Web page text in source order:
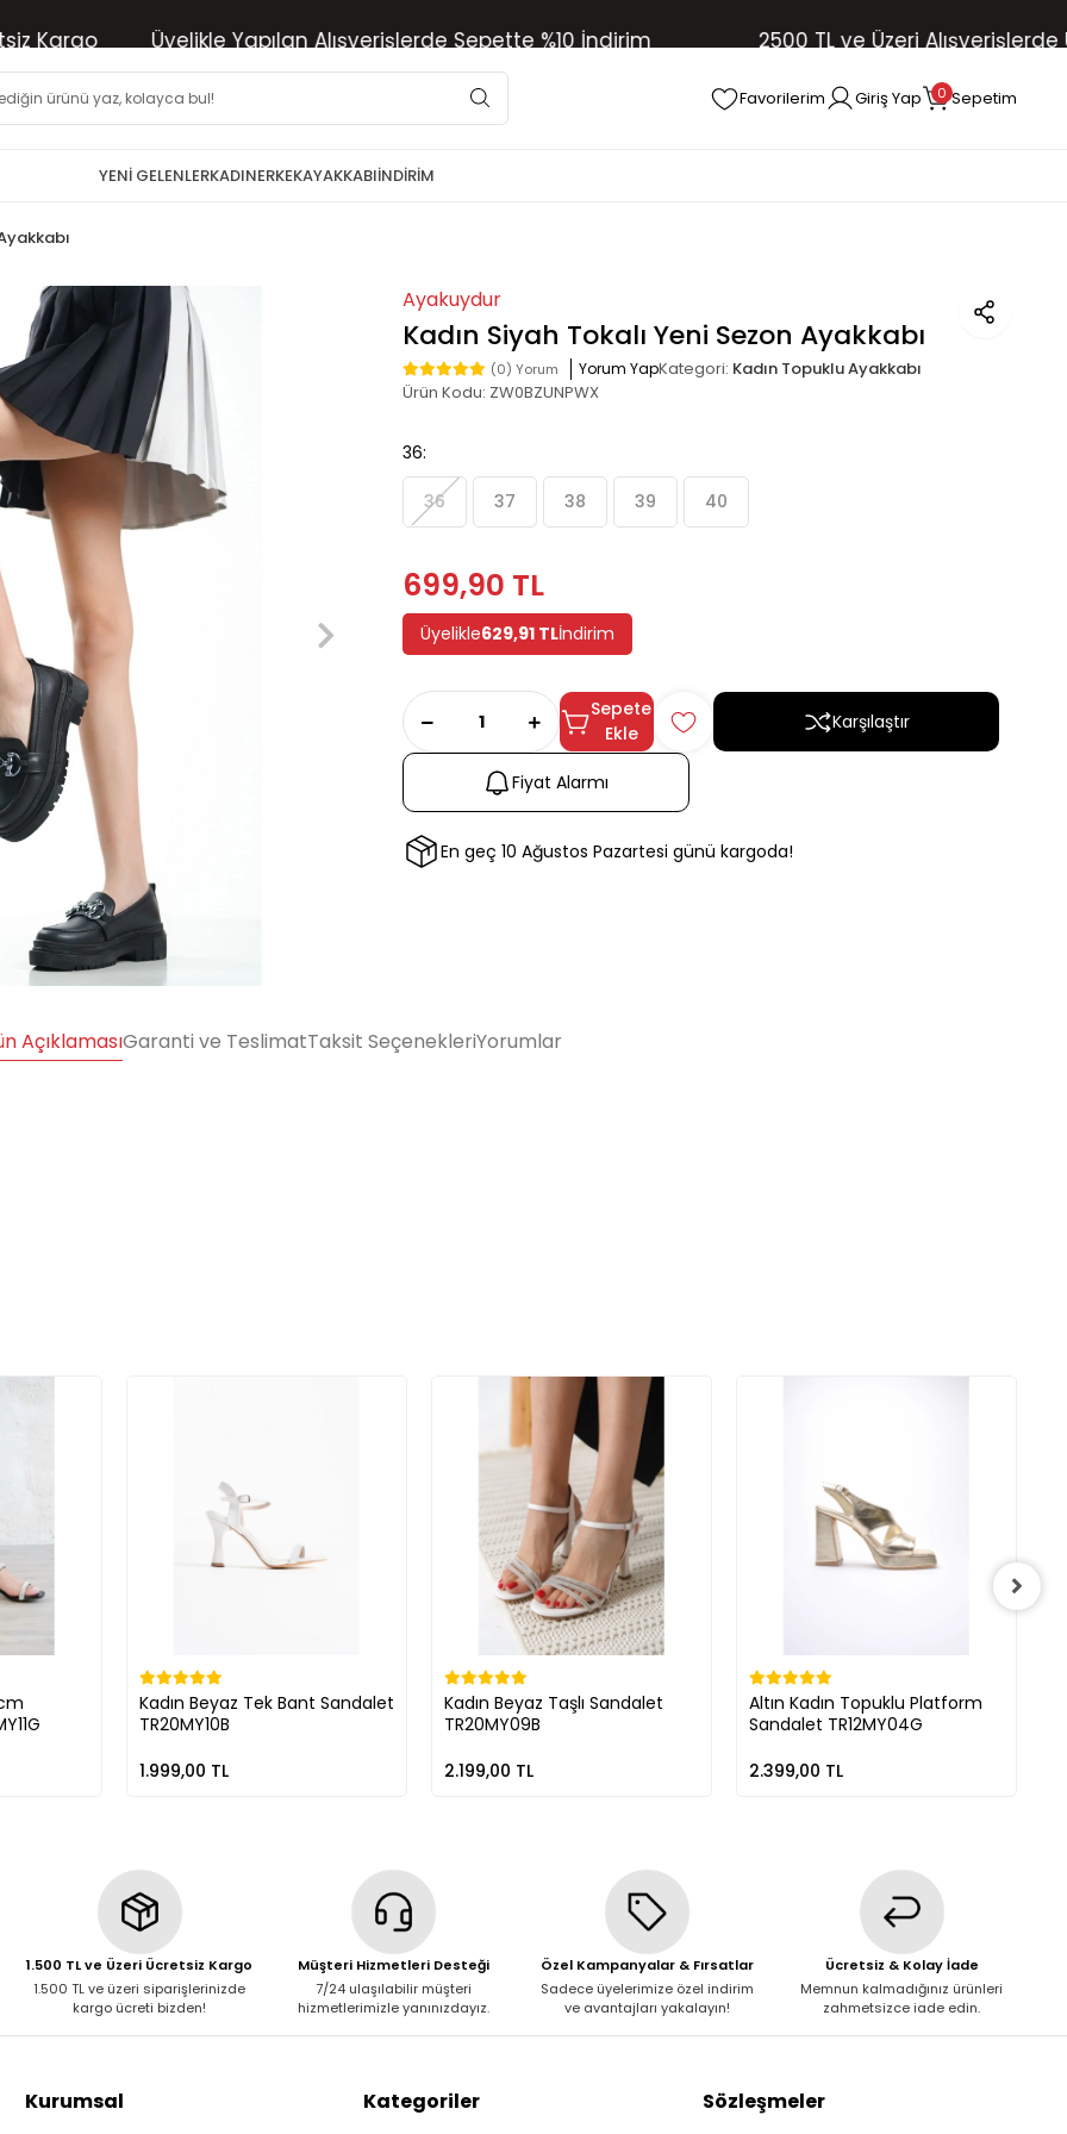
Üyelikle Yapılan Alışverişlerde Sepette %10 İndirim 2500 TL ve Üzeri Alışverişlerde
Favorilerim Giriş Yap 0 Sepetim
YENİ GELENLERKADINERKEKAYAKKABIİNDİRİM
Ayakuydur
Kadın Siyah Tokalı Yeni Sezon Ayakkabı
(0) Yorum Yorum YapKategori: Kadın Topuklu Ayakkabı
Ürün Kodu: ZW0BZUNPWX
36:
36 37 38 39 40
699,90 TL
Üyelikle629,91 TLİndirim
Sepete
Ekle
Karşılaştır
Fiyat Alarmı
En geç 10 Ağustos Pazartesi günü kargoda!
AçıklamasıGaranti ve TeslimatTaksit SeçenekleriYorumlar
Kadın Beyaz Tek Bant Sandalet
TR20MY10B
1.999,00 TL
Kadın Beyaz Taşlı Sandalet
TR20MY09B
2.199,00 TL
Altın Kadın Topuklu Platform
Sandalet TR12MY04G
2.399,00 TL
1.500 TL ve Üzeri Ücretsiz Kargo
1.500 TL ve üzeri siparişlerinizde
kargo ücreti bizden!
Müşteri Hizmetleri Desteği
7/24 ulaşılabilir müşteri
hizmetlerimizle yanınızdayız.
Özel Kampanyalar & Fırsatlar
Sadece üyelerimize özel indirim
ve avantajları yakalayın!
Ücretsiz & Kolay İade
Memnun kalmadığınız ürünleri
zahmetsizce iade edin.
Kurumsal Kategoriler Sözleşmeler